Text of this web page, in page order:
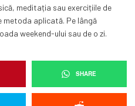
meditația sau exercițiile de
metoda aplicată. Pe lângă
weekend-ului sau de o zi.
SHARE